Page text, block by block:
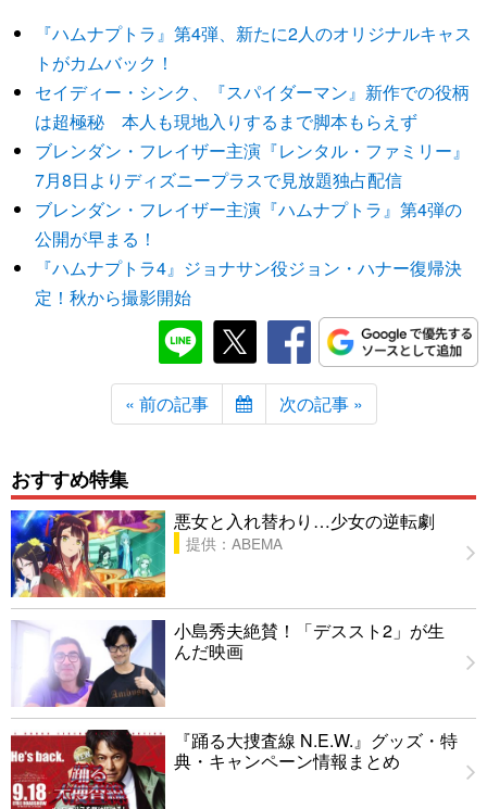
『ハムナプトラ』第4弾、新たに2人のオリジナルキャス
トがカムバック！
セイディー・シンク、『スパイダーマン』新作での役柄
は超極秘 本人も現地入りするまで脚本もらえず
ブレンダン・フレイザー主演『レンタル・ファミリー』
7月8日よりディズニープラスで見放題独占配信
ブレンダン・フレイザー主演『ハムナプトラ』第4弾の
公開が早まる！
『ハムナプトラ4』ジョナサン役ジョン・ハナー復帰決
定！秋から撮影開始
« 前の記事 次の記事 »
おすすめ特集
悪女と入れ替わり…少女の逆転劇
提供：ABEMA
小島秀夫絶賛！「デススト2」が生
んだ映画
『踊る大捜査線 N.E.W.』グッズ・特
典・キャンペーン情報まとめ